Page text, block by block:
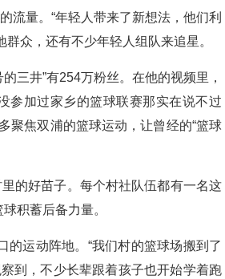
流量。“年轻人带来了新想法，他们利
众，还有不少年轻人组队来追星。
三井”有254万粉丝。在他的视频里，
参加过家乡的篮球联赛那实在说不过
聚焦双浦的篮球运动，让曾经的“篮球
的好苗子。每个村社队伍都有一名这
积蓄后备力量。
的运动阵地。“我们村的篮球场搬到了
到，不少长辈跟着孩子也开始学着跑